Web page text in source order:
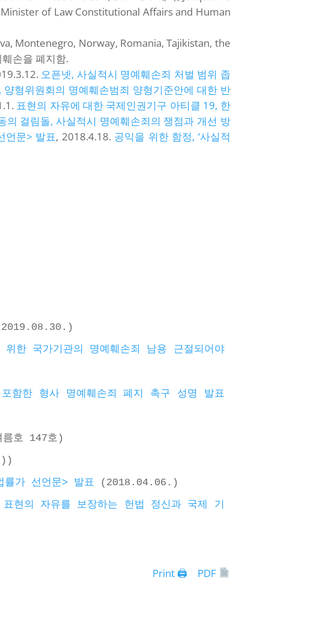
of Law Constitutional Affairs and Human
Montenegro, Norway, Romania, Tajikistan, the
손을 폐지함.
오픈넷, 사실적시 명예훼손죄 처벌 범위 좁
양형위원회의 명예훼손범죄 양형기준안에 대한 반
표현의 자유에 대한 국제인권기구 아티클 19, 한
의 걸림돌, 사실적시 명예훼손죄의 쟁점과 개선 방
언문> 발표, 2018.4.18. 공익을 위한 함정, ‘사실적
한 국가기관의 명예훼손죄 남용 근절되어야
함한 형사 명예훼손죄 폐지 촉구 성명 발표
호 147호)
))
가 선언문> 발표 (2018.04.06.)
현의 자유를 보장하는 헌법 정신과 국제 기
Print 🖨 PDF